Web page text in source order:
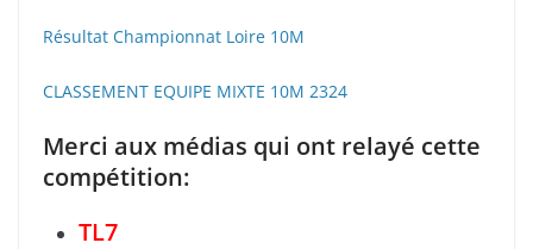
Résultat Championnat Loire 10M
CLASSEMENT EQUIPE MIXTE 10M 2324
Merci aux médias qui ont relayé cette
compétition:
TL7